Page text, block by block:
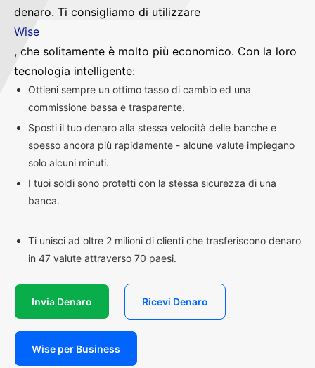
denaro. Ti consigliamo di utilizzare
Wise
, che solitamente è molto più economico. Con la loro
tecnologia intelligente:
Ottieni sempre un ottimo tasso di cambio ed una
commissione bassa e trasparente.
Sposti il tuo denaro alla stessa velocità delle banche e
spesso ancora più rapidamente - alcune valute impiegano
solo alcuni minuti.
I tuoi soldi sono protetti con la stessa sicurezza di una
banca.
Ti unisci ad oltre 2 milioni di clienti che trasferiscono denaro
in 47 valute attraverso 70 paesi.
Invia Denaro Ricevi Denaro
Wise per Business